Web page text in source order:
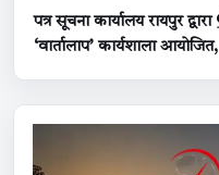
पत्र सूचना कार्यालय रायपुर
‘वार्तालाप’ कार्यशाला आयोजित,